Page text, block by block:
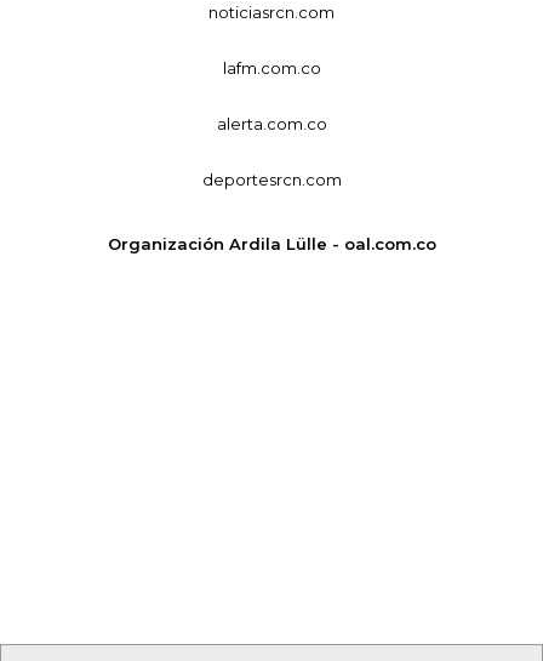
noticiasrcn.com
lafm.com.co
alerta.com.co
deportesrcn.com
Organización Ardila Lülle - oal.com.co